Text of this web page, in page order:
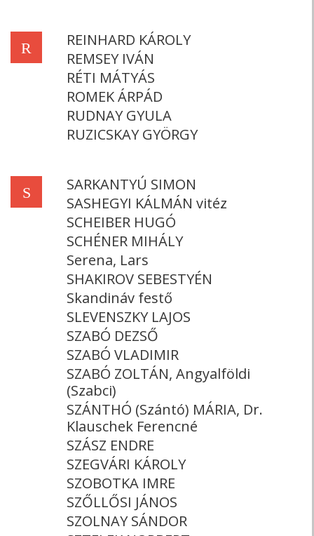
R
REINHARD KÁROLY
REMSEY IVÁN
RÉTI MÁTYÁS
ROMEK ÁRPÁD
RUDNAY GYULA
RUZICSKAY GYÖRGY
S
SARKANTYÚ SIMON
SASHEGYI KÁLMÁN vitéz
SCHEIBER HUGÓ
SCHÉNER MIHÁLY
Serena, Lars
SHAKIROV SEBESTYÉN
Skandináv festő
SLEVENSZKY LAJOS
SZABÓ DEZSŐ
SZABÓ VLADIMIR
SZABÓ ZOLTÁN, Angyalföldi
(Szabci)
SZÁNTHÓ (Szántó) MÁRIA, Dr.
Klauschek Ferencné
SZÁSZ ENDRE
SZEGVÁRI KÁROLY
SZOBOTKA IMRE
SZŐLLŐSI JÁNOS
SZOLNAY SÁNDOR